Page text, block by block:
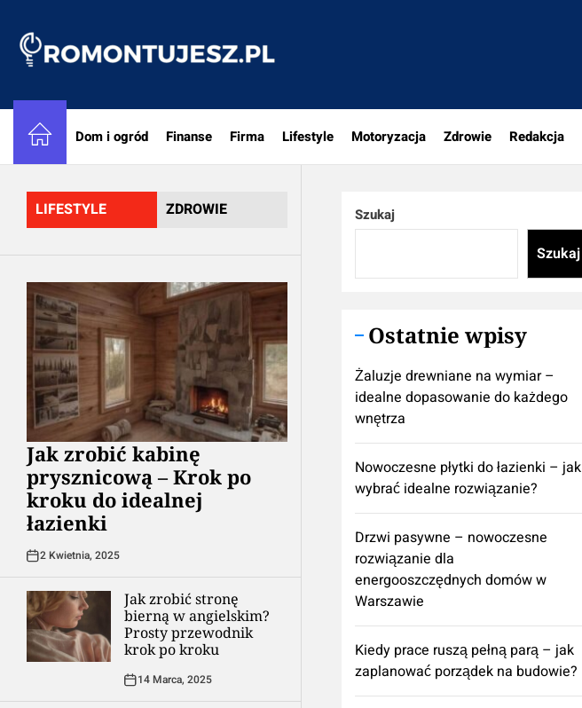
content
Dom i ogród Finanse Firma Lifestyle Motoryzacja Zdrowie Redakcja
LIFESTYLE ZDROWIE
Jak zrobić kabinę
prysznicową – Krok po
kroku do idealnej
łazienki
2 Kwietnia, 2025
Jak zrobić stronę
bierną w angielskim?
Prosty przewodnik
krok po kroku
14 Marca, 2025
Szukaj
Szukaj
Ostatnie wpisy
Żaluzje drewniane na wymiar –
idealne dopasowanie do każdego
wnętrza
Nowoczesne płytki do łazienki – jak
wybrać idealne rozwiązanie?
Drzwi pasywne – nowoczesne
rozwiązanie dla
energooszczędnych domów w
Warszawie
Kiedy prace ruszą pełną parą – jak
zaplanować porządek na budowie?